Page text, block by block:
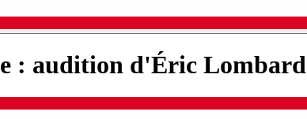
: audition d'Éric Lombard